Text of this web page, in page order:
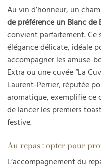
Au vin d’honneur, un
de préférence un Blanc de
convient parfaitement. Ce
élégance délicate, idéale
accompagner les amuse-
Extra ou une cuvée “La
Laurent-Perrier, réputée
aromatique, exemplifie ce
de lancer les premiers
festive.
Au repas : opter pour
L’accompagnement du